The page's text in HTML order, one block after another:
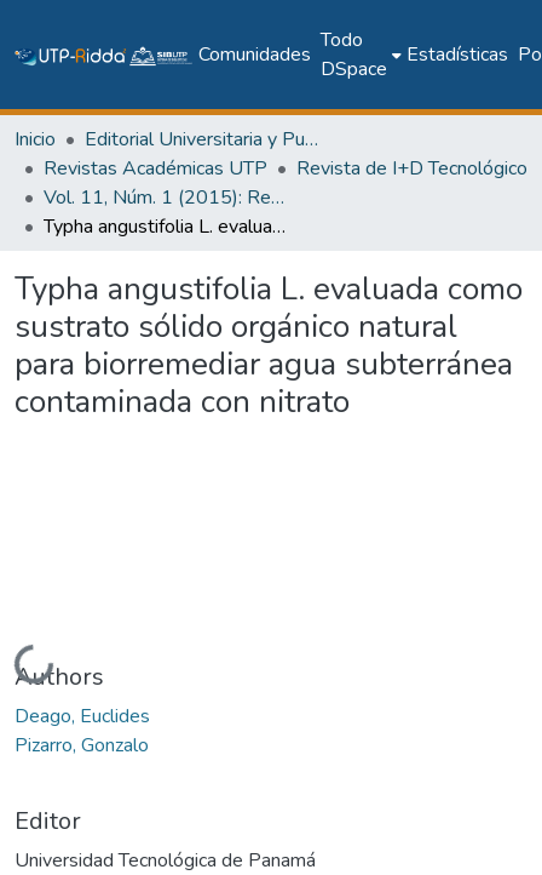
Comunidades
Todo
DSpace
Estadísticas
Inicio
Editorial Universitaria y Publicaciones Seriadas
Revistas Académicas UTP
Revista de I+D Tecnológico
Vol. 11, Núm. 1 (2015): Revista I+D Tecnológico
Typha angustifolia L. evaluada como sustrato sólido orgánico natural para biorremediar agua subterránea contaminada con nitrato
Typha angustifolia L. evaluada como
sustrato sólido orgánico natural
para biorremediar agua subterránea
contaminada con nitrato
Cargando...
Authors
Deago, Euclides
Pizarro, Gonzalo
Editor
Universidad Tecnológica de Panamá